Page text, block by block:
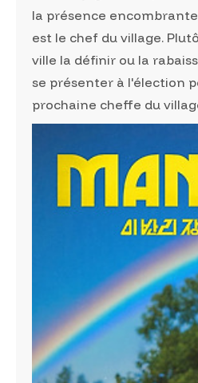
la présence
est le chef du village.
ville la définir ou la
se présenter à l'élection
prochaine cheffe du